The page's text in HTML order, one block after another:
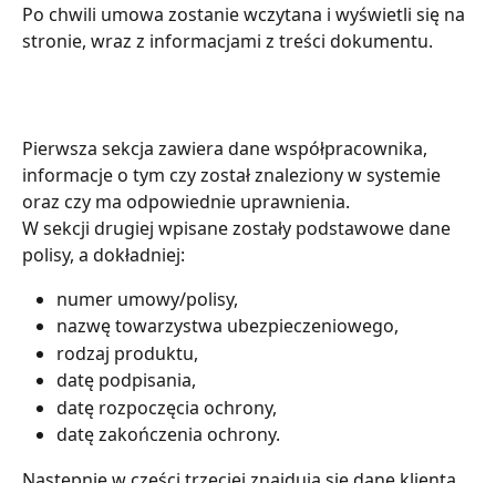
Po chwili umowa zostanie wczytana i wyświetli się na
stronie, wraz z informacjami z treści dokumentu.
Pierwsza sekcja zawiera dane współpracownika,
informacje o tym czy został znaleziony w systemie
oraz czy ma odpowiednie uprawnienia.
W sekcji drugiej wpisane zostały podstawowe dane
polisy, a dokładniej:
numer umowy/polisy,
nazwę towarzystwa ubezpieczeniowego,
rodzaj produktu,
datę podpisania,
datę rozpoczęcia ochrony,
datę zakończenia ochrony.